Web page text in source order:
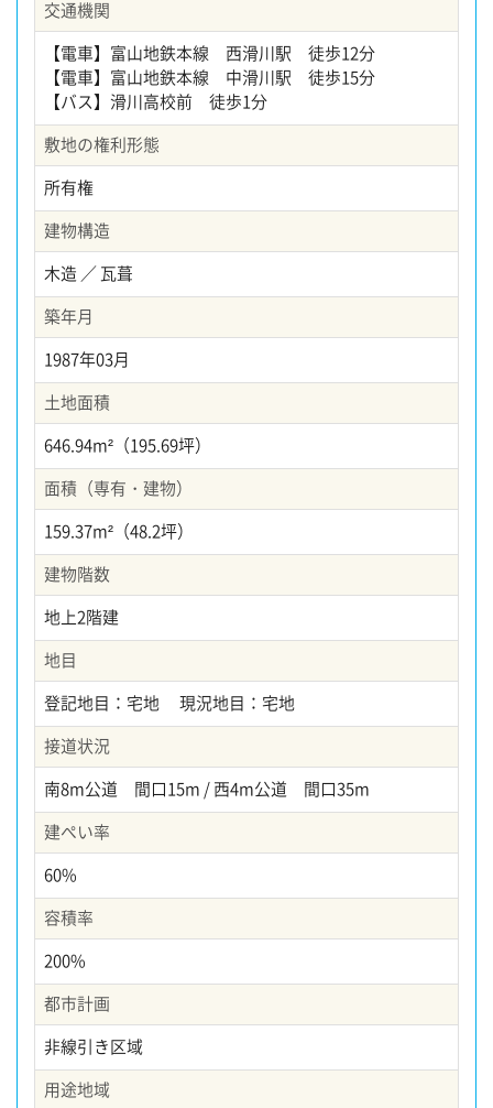
交通機関
【電車】富山地鉄本線 西滑川駅 徒歩12分
【電車】富山地鉄本線 中滑川駅 徒歩15分
【バス】滑川高校前 徒歩1分
敷地の権利形態
所有権
建物構造
木造 ／ 瓦葺
築年月
1987年03月
土地面積
646.94m²（195.69坪）
面積（専有・建物）
159.37m²（48.2坪）
建物階数
地上2階建
地目
登記地目：宅地 現況地目：宅地
接道状況
南8m公道 間口15m / 西4m公道 間口35m
建ぺい率
60%
容積率
200%
都市計画
非線引き区域
用途地域